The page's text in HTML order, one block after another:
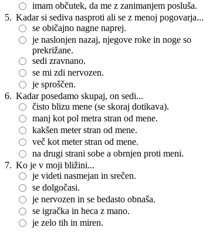
imam občutek, da me z zanimanjem posluša.
5. Kadar si sediva nasproti ali se z menoj pogovarja...
se običajno nagne naprej.
je naslonjen nazaj, njegove roke in noge so
prekrižane.
sedi zravnano.
se mi zdi nervozen.
je sproščen.
6. Kadar posedamo skupaj, on sedi...
čisto blizu mene (se skoraj dotikava).
manj kot pol metra stran od mene.
kakšen meter stran od mene.
več kot meter stran od mene.
na drugi strani sobe a obrnjen proti meni.
7. Ko je v moji bližini...
je videti nasmejan in srečen.
se dolgočasi.
je nervozen in se bedasto obnaša.
se igračka in heca z mano.
je zelo tih in miren.